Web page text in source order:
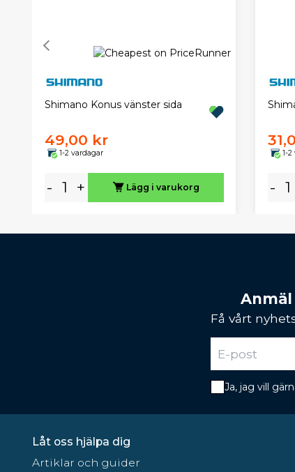
Shimano Konus vänster sida
49,00 kr
1-2 vardagar
- + Lägg i varukorg
1-2
-
Få vårt
Ja, jag vill
Låt oss hjälpa dig
Artiklar och guider